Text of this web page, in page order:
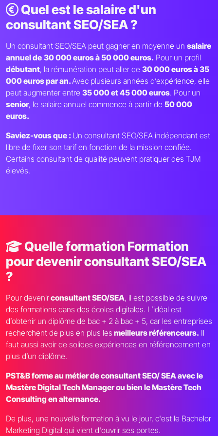
Quel est le salaire d'un
consultant SEO/SEA ?
Un consultant SEO/SEA peut gagner en moyenne un salaire
annuel de 30 000 euros à 50 000 euros. Pour un profil
débutant, la rémunération peut aller de 30 000 euros à 35
000 euros par an.Avec plusieurs années d’expérience, elle
peut augmenter entre 35 000 et 45 000 euros. Pour un
senior, le salaire annuel commence à partir de 50 000
euros.
Saviez-vous que : Un consultant SEO/SEA indépendant est
libre de fixer son tarif en fonction de la mission confiée.
Certains consultant de qualité peuvent pratiquer des TJM
élevés.
Quelle formation Formation
pour devenir consultant SEO/SEA
?
Pour devenirconsultant SEO/SEA, il est possible de suivre
des formations dans des écoles digitales. L’idéal est
d’obtenir un diplôme de bac + 2 à bac + 5, car les entreprises
recherchent de plus en plus les meilleurs référenceurs. Il
faut aussi avoir de solides expériences en référencement en
plus d’un diplôme.
PST&B forme au métier de consultant SEO/ SEA avec le
Mastère Digital Tech Manager ou bien le Mastère Tech
Consulting en alternance.
De plus, une nouvelle formation à vu le jour, c'est le Bachelor
Marketing Digital qui vient d'ouvrir ses portes.